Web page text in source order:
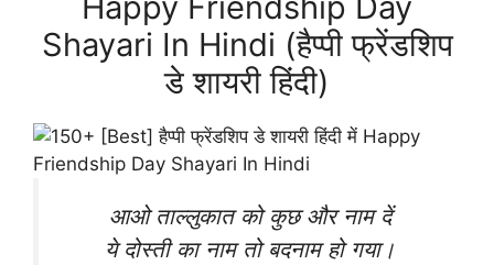
Shayari In Hindi (हैप्पी फ्रेंडशिप
डे शायरी हिंदी)
आओ ताल्लुकात को कुछ और नाम दें
ये दोस्ती का नाम तो बदनाम हो गया।